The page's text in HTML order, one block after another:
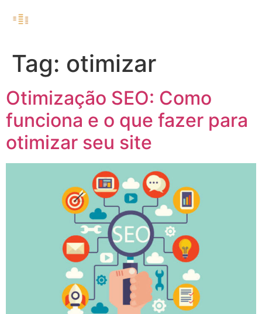
Tag: otimizar
Otimização SEO: Como
funciona e o que fazer para
otimizar seu site